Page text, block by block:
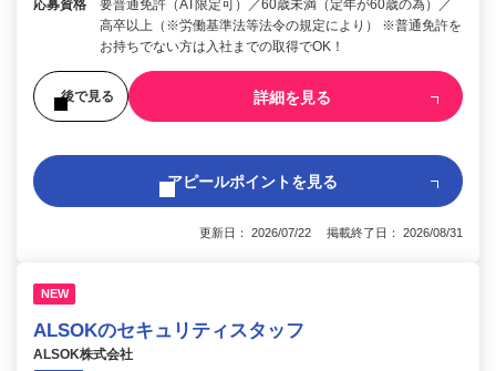
応募資格
要普通免許（AT限定可）／60歳未満（定年が60歳の為）／
高卒以上（※労働基準法等法令の規定により） ※普通免許を
お持ちでない方は入社までの取得でOK！
後で見る 詳細を見る
アピールポイントを見る
更新日： 2026/07/22 掲載終了日： 2026/08/31
NEW
ALSOKのセキュリティスタッフ
ALSOK株式会社